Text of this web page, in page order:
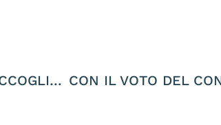
SALVI GLI ORSI JJ4 E MJ5, IL CONSIGLIO DI STATO ACCOGLIE IL RICORSO DEGLI ANIMALISTI